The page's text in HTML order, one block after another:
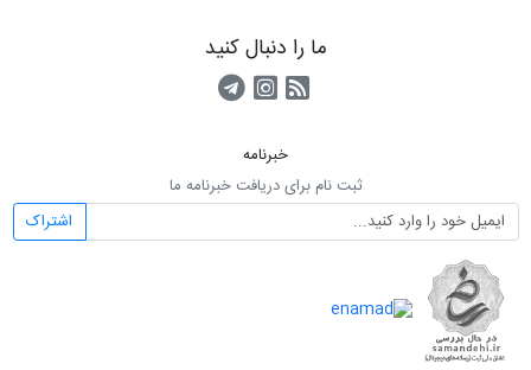
ما را دنبال کنید
RSSکانال آپارات
کانال تلگرام
خبرنامه
ثبت نام برای دریافت خبرنامه ما
اشتراک